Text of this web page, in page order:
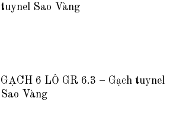
tuynel Sao Vàng
GẠCH 6 LỖ GR 6.3 – Gạch tuynel
Sao Vàng